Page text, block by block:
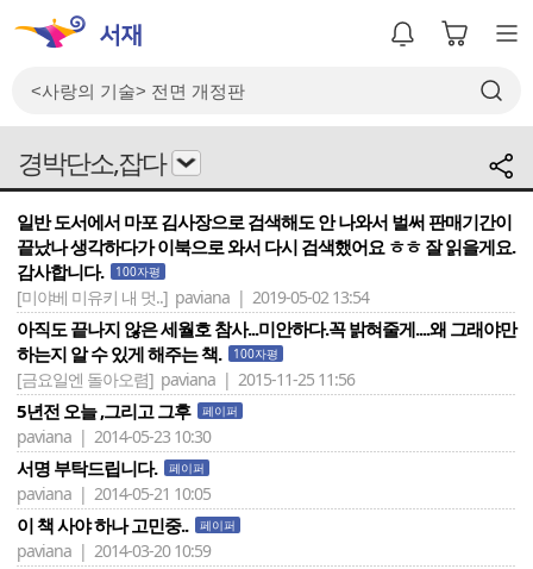
경박단소,잡다
일반 도서에서 마포 김사장으로 검색해도 안 나와서 벌써 판매기간이
끝났나 생각하다가 이북으로 와서 다시 검색했어요 ㅎㅎ 잘 읽을게요.
감사합니다.
100자평
[미야베 미유키 내 멋..] paviana | 2019-05-02 13:54
아직도 끝나지 않은 세월호 참사...미안하다.꼭 밝혀줄게....왜 그래야만
하는지 알 수 있게 해주는 책.
100자평
[금요일엔 돌아오렴] paviana | 2015-11-25 11:56
5년전 오늘 ,그리고 그후 페이퍼
paviana | 2014-05-23 10:30
서명 부탁드립니다. 페이퍼
paviana | 2014-05-21 10:05
이 책 사야 하나 고민중.. 페이퍼
paviana | 2014-03-20 10:59